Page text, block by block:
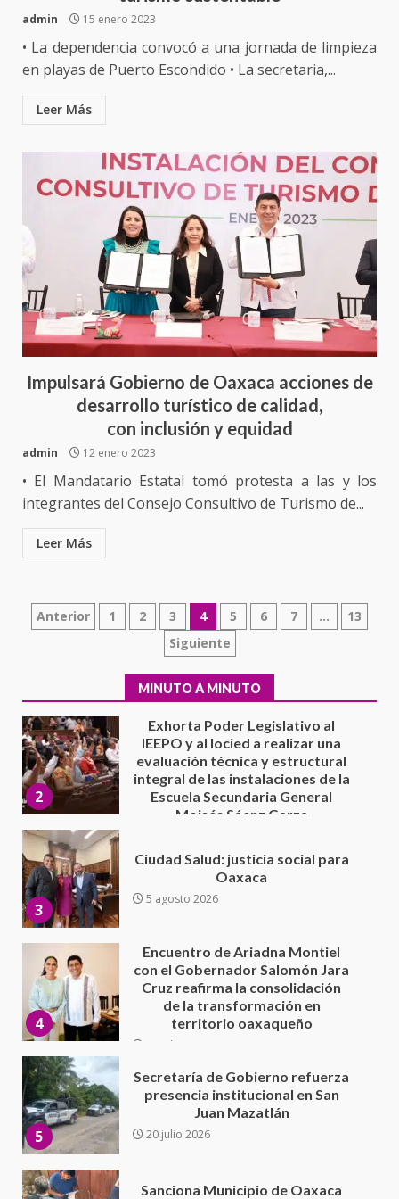
admin 15 enero 2023
• La dependencia convocó a una jornada de limpieza
en playas de Puerto Escondido • La secretaria,...
Leer Más
Impulsará Gobierno de Oaxaca acciones de
desarrollo turístico de calidad,
con inclusión y equidad
admin 12 enero 2023
• El Mandatario Estatal tomó protesta a las y los
integrantes del Consejo Consultivo de Turismo de...
Leer Más
Paginación
entradas
Anterior 1 2 3 4 5 6 7 …
13
Siguiente
MINUTO A MINUTO
4
Encuentro de Ariadna Montiel
con el Gobernador Salomón Jara
Cruz reafirma la consolidación
Secretaría de Gobierno refuerza
presencia institucional en San
Juan Mazatlán
20 julio 2026
6
Sanciona Municipio de Oaxaca
de Juárez caso de maltrato
animal tras denuncia ciudadana
16 julio 2026
7
Detienen a Ernesto Ruffo en Baja
California; FGR lo investiga por
presuntos delitos de
delincuencia organizada y
16 julio 2026
Avanza con orden y tranquilidad
Exhorta Poder Legislativo al
IEEPO y al Iocied a realizar una
evaluación técnica y estructural
Escuela Secundaria General
Moisés Sáenz Garza
5 agosto 2026
3
Ciudad Salud: justicia social para
Oaxaca
5 agosto 2026
4
con el Gobernador Salomón Jara
Cruz reafirma la consolidación
de la transformación en
5
Secretaría de Gobierno refuerza
presencia institucional en San
Juan Mazatlán
20 julio 2026
6
Sanciona Municipio de Oaxaca
de Juárez caso de maltrato
animal tras denuncia ciudadana
16 julio 2026